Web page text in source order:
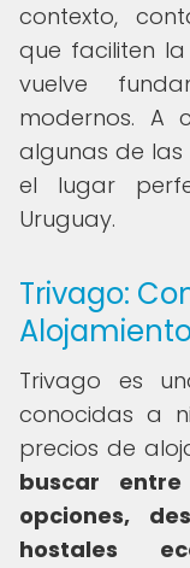
contexto,
que faciliten
vuelve
modernos. A
algunas de
el lugar
Uruguay.
Trivago:
Trivago es
conocidas a
precios de
buscar
opciones,
hostales